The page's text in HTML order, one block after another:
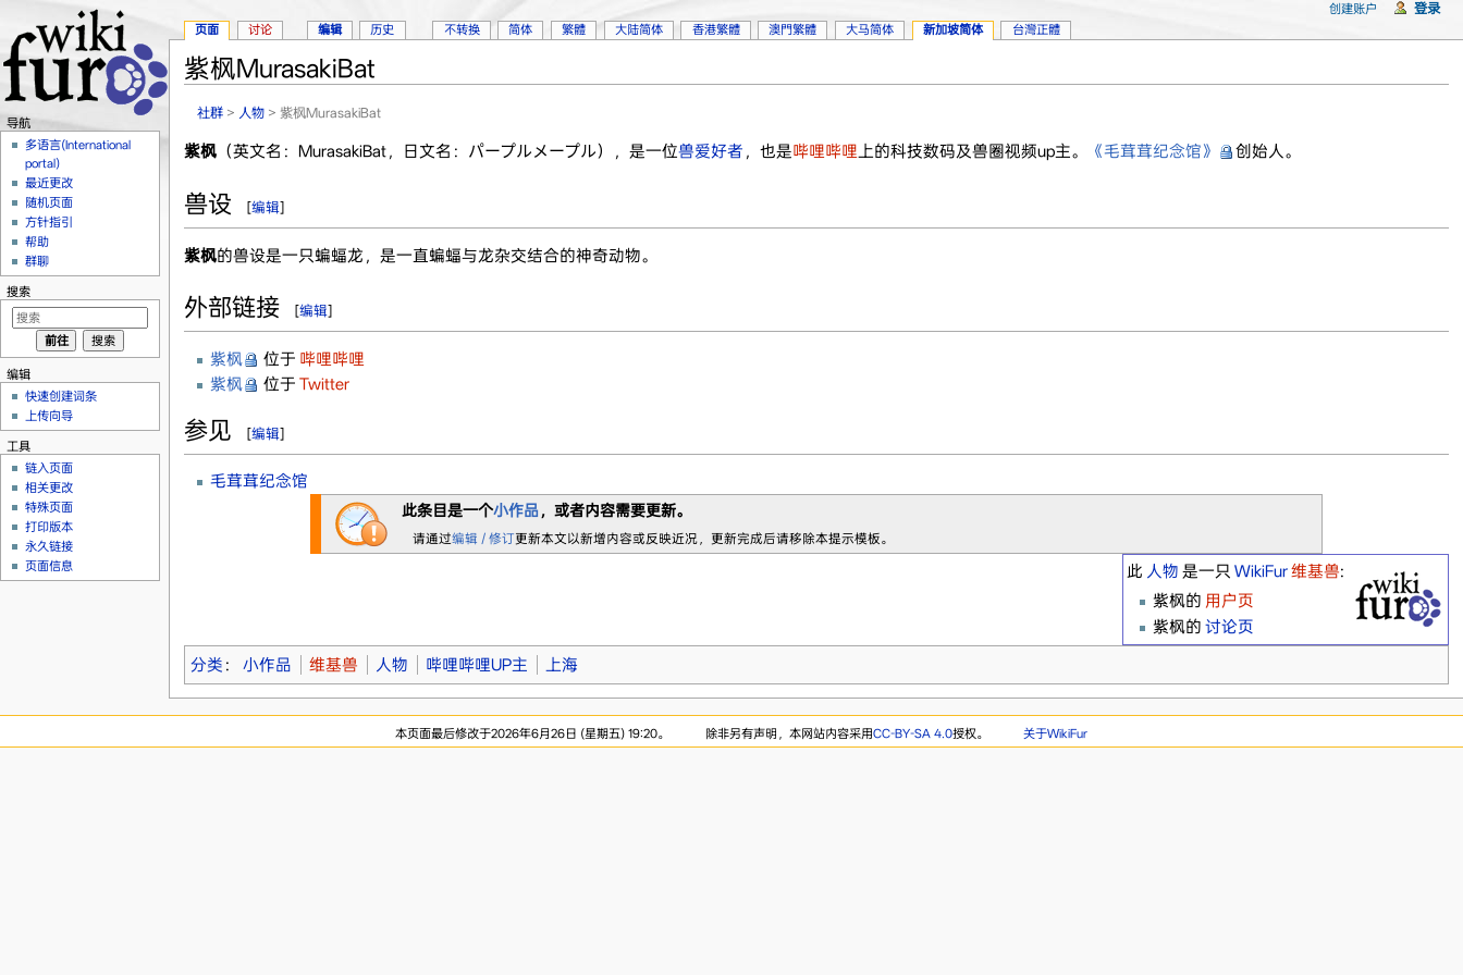
紫枫MurasakiBat
社群 > 人物 > 紫枫MurasakiBat
紫枫（英文名： MurasakiBat，日文名： パープルメープル），是一位兽爱好者 ，也是哔哩哔哩上的科技数码及兽圈视频up主。 《毛茸茸纪念馆》 创始人。
兽设 [编辑]
紫枫的兽设是一只蝙蝠龙，是一直蝙蝠与龙杂交结合的神奇动物。
外部链接 [编辑]
紫枫 位于 哔哩哔哩
紫枫
位于 Twitter
参见 [编辑]
毛茸茸纪念馆
此条目是一个小作品，或者内容需要更新。
请通过编辑 / 修订更新本文以新增内容或反映近况，更新完成后请移除本提示模板。
此 人物 是一只WikiFur维基兽:
紫枫‎的 用户页
紫枫‎的讨论页
分类 ： 小作品 维基兽 人物 哔哩哔哩UP主 上海
页面 讨论 编辑 历史 不转换 简体 繁體 大陆简体 香港繁體 澳門繁體 大马简体 新加坡简体 台灣正體
创建账户 登录
导航
多语言(International
portal)
最近更改
随机页面
方针指引
帮助
群聊
搜索
编辑
快速创建词条
上传向导
工具
链入页面
相关更改
特殊页面
打印版本
永久链接
页面信息
本页面最后修改于2026年6月26日 (星期五) 19:20。 除非另有声明，本网站内容采用CC-BY-SA 4.0授权。 关于WikiFur